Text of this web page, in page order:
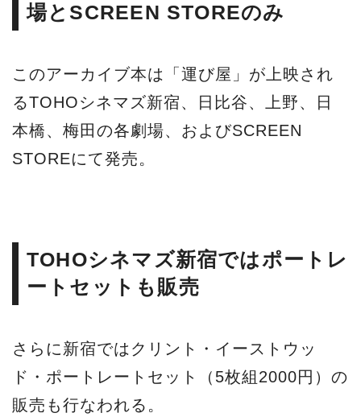
場とSCREEN STOREのみ
このアーカイブ本は「運び屋」が上映され
るTOHOシネマズ新宿、日比谷、上野、日
本橋、梅田の各劇場、およびSCREEN
STOREにて発売。
TOHOシネマズ新宿ではポートレ
ートセットも販売
さらに新宿ではクリント・イーストウッ
ド・ポートレートセット（5枚組2000円）の
販売も行なわれる。